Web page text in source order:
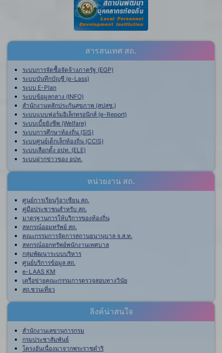
สารสนเทศ สถ.
ระบบการจัดซื้อจัดจ้างภาครัฐ (EGP)
ระบบบันทึกบัญชี (e-Lass)
ระบบ E-Plan
ระบบข้อมูลกลาง (INFO)
สำนักงานหลักประกันสุขภาพ (สปสช.)
ระบบแบบฟอร์มอิเล็กทรอนิกส์ (e-Report)
ระบบเบี้ยยังชีพ (Welfare)
ระบบการศึกษาท้องถิ่น (SIS)
ระบบศูนย์เด็กเล็กท้องถิ่น (CCIS)
ระบบเลือกตั้ง อปท. (ELE)
ระบบฝากข่าวของ อปท.
หน่วยงาน สถ.
ศูนย์การเรียนรู้อาเซียน สถ.
คู่มือประชาชนสำหรับ สถ.
มาตรฐานการให้บริการของท้องถิ่น
สหกรณ์ออมทรัพย์ สถ.
คณะกรรมการจัดการสถานธนานุบาล จ.ส.ท.
สหกรณ์ออกทรัพย์พนักงานเทศบาล
กลุ่มพัฒนาระบบบริหาร
ศูนย์บริการข้อมูล สถ.
e-LAAS KM
เครือข่ายคณะกรรมการตรวจสอบทางวินัย
สถ.ชวนเที่ยว
ลิงค์น่าสนใจ
สำนักงานเลขานุการกรม
กรมประชาสัมพันธ์
โครงอันเนื่องมาจากพระราชดำริ